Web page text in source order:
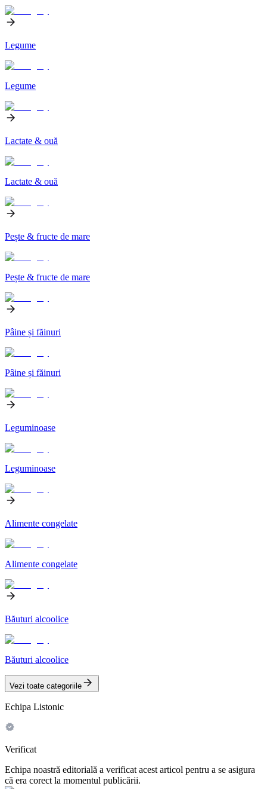
Legume
Legume
Lactate & ouă
Lactate & ouă
Pește & fructe de mare
Pește & fructe de mare
Pâine și făinuri
Pâine și făinuri
Leguminoase
Leguminoase
Alimente congelate
Alimente congelate
Băuturi alcoolice
Băuturi alcoolice
Vezi toate categoriile
Echipa Listonic
Verificat
Echipa noastră editorială a verificat acest articol pentru a se asigura
că era corect la momentul publicării.